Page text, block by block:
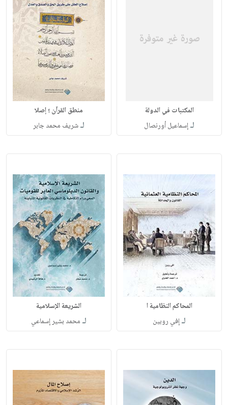
المكتبات في الدولة
لـإسماعيل أورنصال
منطق القرآن ؛ إصلا
لـشريف محمد جابر
المحاكم النظامية ا
لـإفي روبين
الشريعة الإسلامية
لـ محمد بشير إسماعي